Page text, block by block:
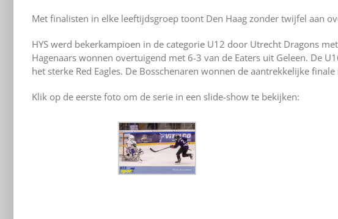
Met finalisten in elke leeftijdsgroep toont Den Haag zonder twijfel aan
HYS werd bekerkampioen in de categorie U12 door Utrecht Dragons
Hagenaars wonnen overtuigend met 6-3 van de Eaters uit Geleen. De
het sterke Red Eagles. De Bosschenaren wonnen de aantrekkelijke
Klik op de eerste foto om de serie in een slide-show te bekijken: